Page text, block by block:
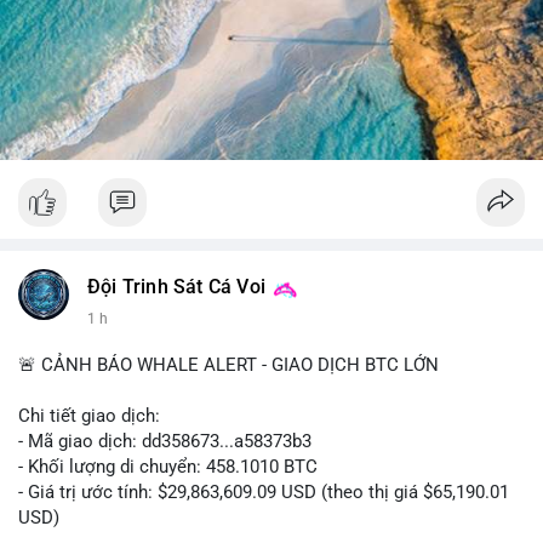
tâm hơn về xu hướng dài hạn. Không nên hành động vội vàng
dựa trên một giao dịch đơn lẻ, hãy quan sát thêm dòng tiền
trong 24-48 giờ để xác nhận xu hướng.
#52dot09btc #chuyenvilanh #tichluydaihan #mempoolbtc
#giaodichlon
Đội Trinh Sát Cá Voi
1 h
🚨 CẢNH BÁO WHALE ALERT - GIAO DỊCH BTC LỚN
Chi tiết giao dịch:
- Mã giao dịch: dd358673...a58373b3
- Khối lượng di chuyển: 458.1010 BTC
- Giá trị ước tính: $29,863,609.09 USD (theo thị giá $65,190.01
USD)